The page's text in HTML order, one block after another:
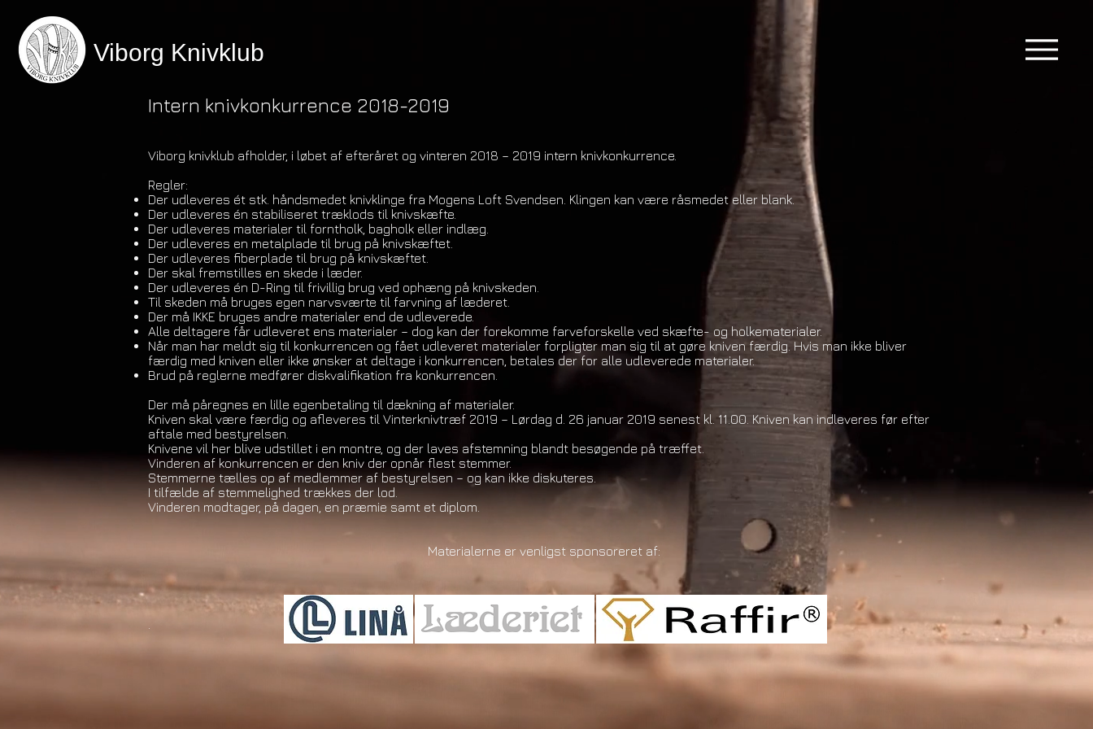
Viborg Knivklub
Intern knivkonkurrence 2018-2019
Viborg knivklub afholder, i løbet af efteråret og vinteren 2018 – 2019 intern knivkonkurrence.
Regler:
Der udleveres ét stk. håndsmedet knivklinge fra Mogens Loft Svendsen. Klingen kan være råsmedet eller blank.
Der udleveres én stabiliseret træklods til knivskæfte.
Der udleveres materialer til forntholk, bagholk eller indlæg.
Der udleveres en metalplade til brug på knivskæftet.
Der udleveres fiberplade til brug på knivskæftet.
Der skal fremstilles en skede i læder.
Der udleveres én D-Ring til frivillig brug ved ophæng på knivskeden.
Til skeden må bruges egen narvsværte til farvning af læderet.
Der må IKKE bruges andre materialer end de udleverede.
Alle deltagere får udleveret ens materialer – dog kan der forekomme farveforskelle ved skæfte- og holkematerialer.
Når man har meldt sig til konkurrencen og fået udleveret materialer forpligter man sig til at gøre kniven færdig. Hvis man ikke bliver
færdig med kniven eller ikke ønsker at deltage i konkurrencen, betales der for alle udleverede materialer.
Brud på reglerne medfører diskvalifikation fra konkurrencen.
Der må påregnes en lille egenbetaling til dækning af materialer.
Kniven skal være færdig og afleveres til Vinterknivtræf 2019 – Lørdag d. 26 januar 2019 senest kl. 11.00. Kniven kan indleveres før efter
aftale med bestyrelsen.
Knivene vil her blive udstillet i en montre, og der laves afstemning blandt besøgende på træffet.
Vinderen af konkurrencen er den kniv der opnår flest stemmer.
Stemmerne tælles op af medlemmer af bestyrelsen – og kan ikke diskuteres.
I tilfælde af stemmelighed trækkes der lod.
Vinderen modtager, på dagen, en præmie samt et diplom.
Materialerne er venligst sponsoreret af: